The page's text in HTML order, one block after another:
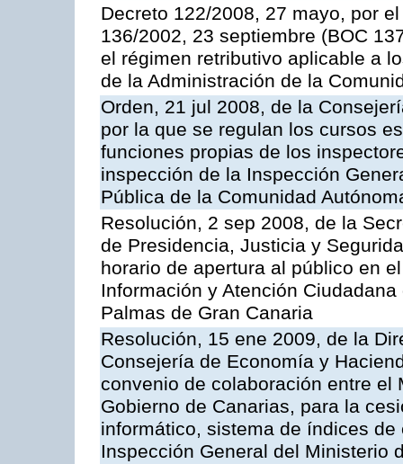
Decreto 122/2008, 27 mayo, por
136/2002, 23 septiembre (BOC
el régimen retributivo aplicable a
de la Administración de la
Orden, 21 jul 2008, de la
por la que se regulan los cursos
funciones propias de los
inspección de la Inspección
Pública de la Comunidad
Resolución, 2 sep 2008, de la
de Presidencia, Justicia y
horario de apertura al público en
Información y Atención
Palmas de Gran Canaria
Resolución, 15 ene 2009, de la
Consejería de Economía y
convenio de colaboración entre
Gobierno de Canarias, para la
informático, sistema de índices
Inspección General del Ministerio